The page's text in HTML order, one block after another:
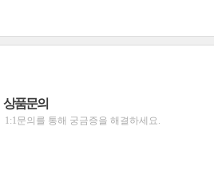
상품문의
1:1문의를 통해 궁금증을 해결하세요.